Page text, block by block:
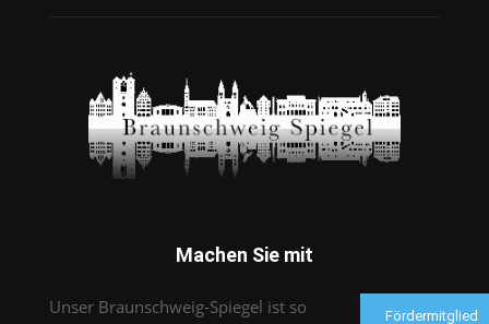
Machen Sie mit
Unser Braunschweig-Spiegel ist so
Fördermitglied